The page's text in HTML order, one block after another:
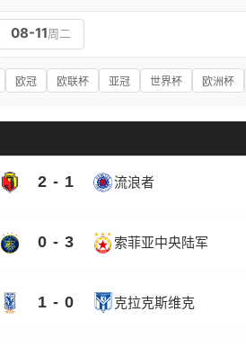
08-11周二
欧冠 欧联杯 亚冠 世界杯 欧洲杯
2 - 1 流浪者
0 - 3 索菲亚中央陆军
1 - 0 克拉克斯维克